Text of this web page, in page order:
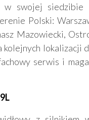
w swojej siedzibie
Polski:
Mazowiecki,
kolejnych lokalizacji
serwis i